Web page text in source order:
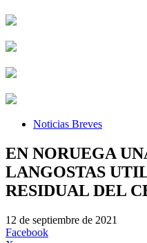
Noticias Breves
EN NORUEGA
LANGOSTAS
RESIDUAL DEL
12 de septiembre de 2021
Facebook